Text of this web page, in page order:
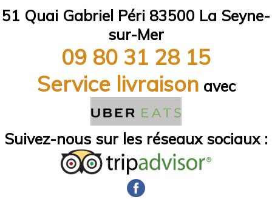
51 Quai Gabriel Péri 83500 La Seyne-
sur-Mer
09 80 31 28 15
Service livraison avec
Suivez-nous sur les réseaux sociaux :